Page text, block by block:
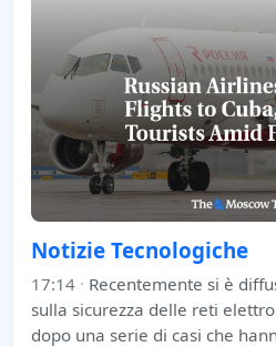
Notizie Tecnologiche
17:14 · Recentemente si è
sulla sicurezza delle reti
dopo una serie di casi che